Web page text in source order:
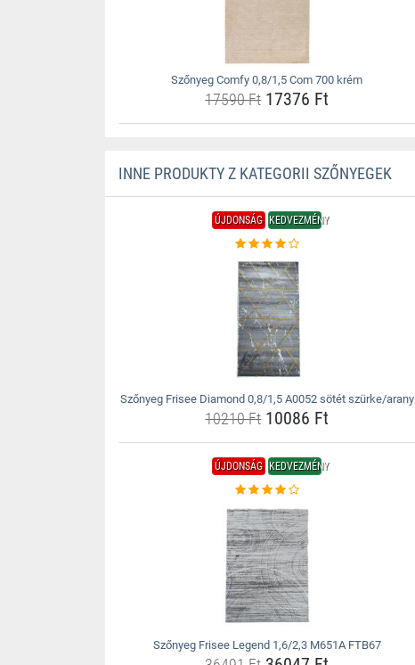
Szőnyeg Comfy 0,8/1,5 Com 700 krém
17590 Ft17376 Ft
INNE PRODUKTY Z KATEGORII SZŐNYEGEK
ÚJDONSÁG KEDVEZMÉNY
Szőnyeg Frisee Diamond 0,8/1,5 A0052 sötét szürke/arany
10210 Ft10086 Ft
ÚJDONSÁG KEDVEZMÉNY
Szőnyeg Frisee Legend 1,6/2,3 M651A FTB67